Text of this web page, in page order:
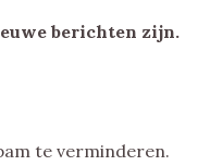
berichten zijn.
te verminderen.